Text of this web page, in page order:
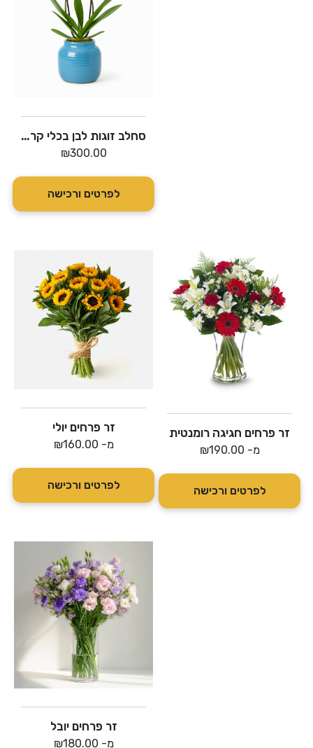
סחלב זוגות לבן בכלי קרמיקה כחול
₪300.00
לפרטים ורכישה
זר פרחים חגיגה רומנטית
מ- ₪190.00
לפרטים ורכישה
זר פרחים יולי
מ- ₪160.00
לפרטים ורכישה
זר פרחים יובל
מ- ₪180.00